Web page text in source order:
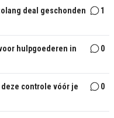
deal geschonden
1
hulpgoederen in
0
deze controle vóór je
0